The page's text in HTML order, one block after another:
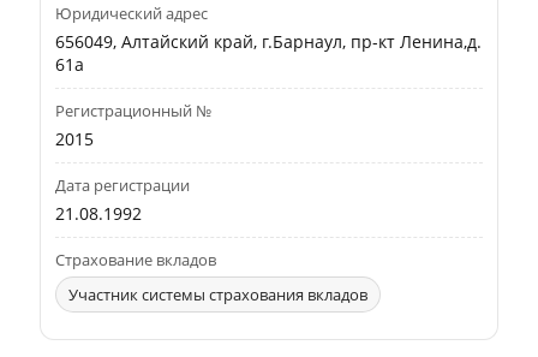
Юридический адрес
656049, Алтайский край, г.Барнаул, пр-кт Ленина,д.
61а
Регистрационный №
2015
Дата регистрации
21.08.1992
Страхование вкладов
Участник системы страхования вкладов